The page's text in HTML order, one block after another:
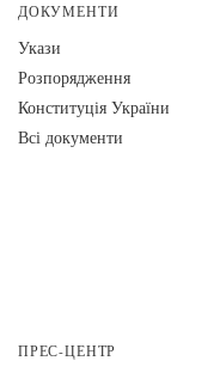
ДОКУМЕНТИ
Укази
Розпорядження
Конституція України
Всі документи
ПРЕС-ЦЕНТР